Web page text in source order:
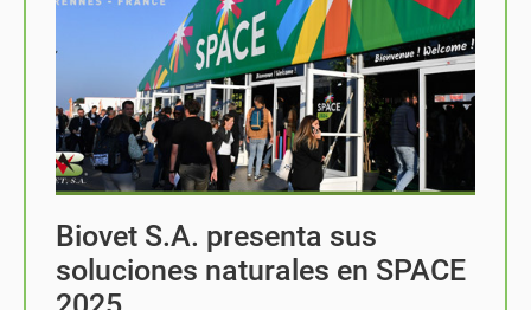
Biovet S.A. presenta sus
soluciones naturales en SPACE